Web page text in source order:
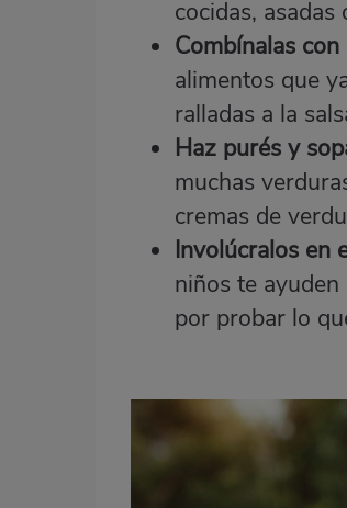
cocidas,
Combínalas
alimentos que
ralladas a la
Haz purés y
muchas
cremas de
Involúcralos en
niños te
por probar lo